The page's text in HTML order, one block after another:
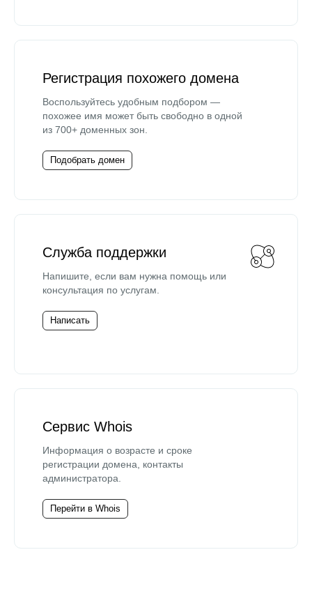
Регистрация похожего домена
Воспользуйтесь удобным подбором —
похожее имя может быть свободно в одной
из 700+ доменных зон.
Подобрать домен
Служба поддержки
Напишите, если вам нужна помощь или
консультация по услугам.
Написать
Сервис Whois
Информация о возрасте и сроке
регистрации домена, контакты
администратора.
Перейти в Whois